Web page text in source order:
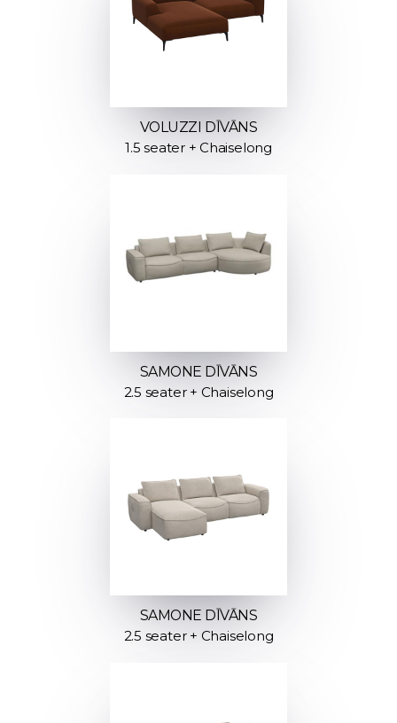
VOLUZZI DĪVĀNS
1.5 seater + Chaiselong
SAMONE DĪVĀNS
2.5 seater + Chaiselong
SAMONE DĪVĀNS
2.5 seater + Chaiselong